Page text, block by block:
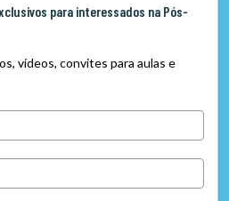
para interessados na Pós-
vídeos, convites para aulas e